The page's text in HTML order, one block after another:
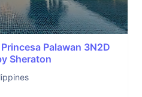
Palawan 3N2D
Sheraton